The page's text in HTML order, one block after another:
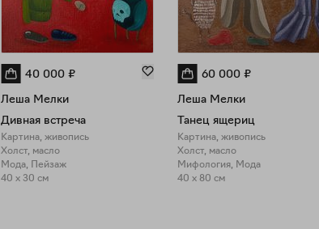
40 000 ₽
Леша Мелки
Дивная встреча
Картина, живопись
Холст, масло
Мода, Пейзаж
40 x 30 см
60 000 ₽
Леша Мелки
Танец ящериц
Картина, живопись
Холст, масло
Мифология, Мода
40 x 80 см